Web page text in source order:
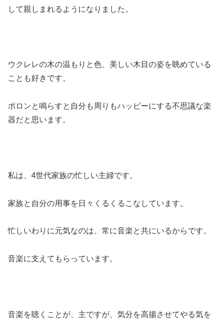
して親しまれるようになりました。
ウクレレの木の温もりと色、美しい木目の姿を眺めている
ことも好きです。
ポロンと鳴らすと自分も周りもハッピーにする不思議な楽
器だと思います。
私は、4世代家族の忙しい主婦です。
家族と自分の用事を日々くるくるこなしています。
忙しいわりに元気なのは、常に音楽と共にいるからです。
音楽に支えてもらっています。
音楽を聴くことが、主ですが、気分を高揚させてやる気を